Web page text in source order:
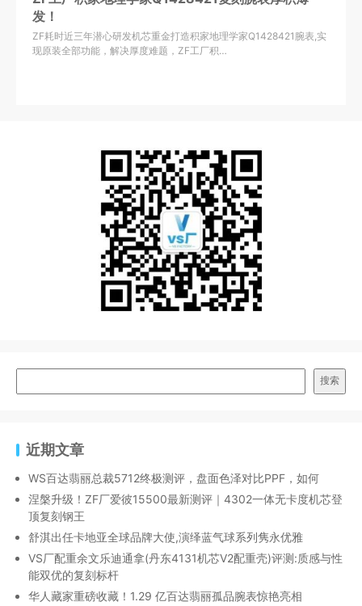
发！
ZF耗时近三年潜心研发机芯重金打造积家地理学家Q1428421腕表,实
现原装全部功能，解决厚度难题，ZF工厂积…
搜索
近期文章
WS百达翡丽总裁5712终极测评，盘面色泽对比PPF，如何
涅槃升级！ZF厂爱彼15500最新测评｜4302一体无卡度机芯登
顶复刻钢王
舒淇出任卡地亚全球品牌大使,演绎蓝气球系列隽永优雅
VS厂配重余文乐迪通拿(丹东4131机芯V2配重壳)评测:质感与性
能双优的复刻标杆
华人藏家重磅收藏！1.29 亿百达翡丽孤品腕表惊艳亮相